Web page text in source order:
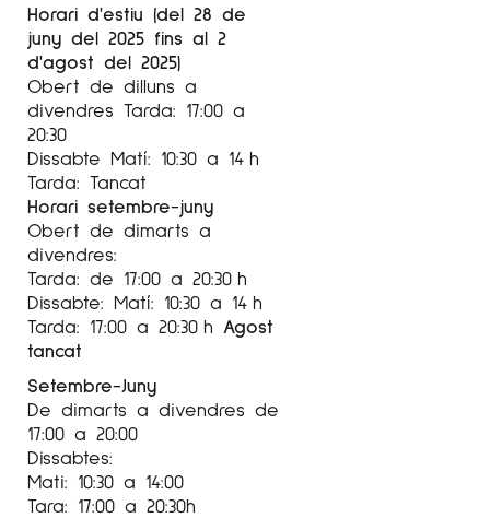
Horari d'estiu (del 28 de
juny del 2025 fins al 2
d'agost del 2025)
Obert de dilluns a
divendres Tarda: 17:00 a
20:30
Dissabte Matí: 10:30 a 14 h
Tarda: Tancat
Horari setembre-juny
Obert de dimarts a
divendres:
Tarda: de 17:00 a 20:30 h
Dissabte: Matí: 10:30 a 14 h
Tarda: 17:00 a 20:30 h Agost
tancat
Setembre-Juny
De dimarts a divendres de
17:00 a 20:00
Dissabtes:
Mati: 10:30 a 14:00
Tara: 17:00 a 20:30h